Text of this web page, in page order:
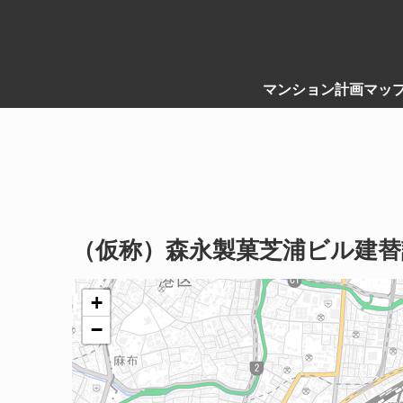
マンション計画マッ
（仮称）森永製菓芝浦ビル建
+
−